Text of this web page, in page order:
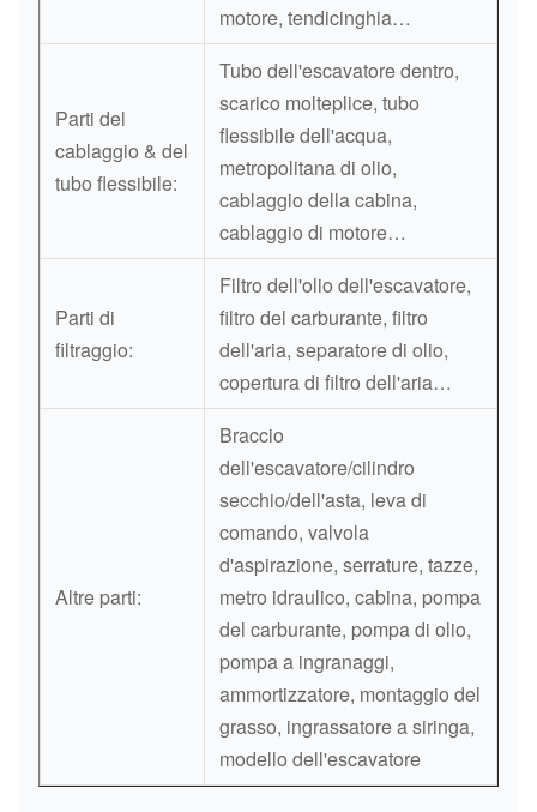
motore, tendicinghia…
Parti del
cablaggio & del
tubo flessibile:
Tubo dell'escavatore dentro,
scarico molteplice, tubo
flessibile dell'acqua,
metropolitana di olio,
cablaggio della cabina,
cablaggio di motore…
Parti di
filtraggio:
Filtro dell'olio dell'escavatore,
filtro del carburante, filtro
dell'aria, separatore di olio,
copertura di filtro dell'aria…
Altre parti:
Braccio
dell'escavatore/cilindro
secchio/dell'asta, leva di
comando, valvola
d'aspirazione, serrature, tazze,
metro idraulico, cabina, pompa
del carburante, pompa di olio,
pompa a ingranaggi,
ammortizzatore, montaggio del
grasso, ingrassatore a siringa,
modello dell'escavatore